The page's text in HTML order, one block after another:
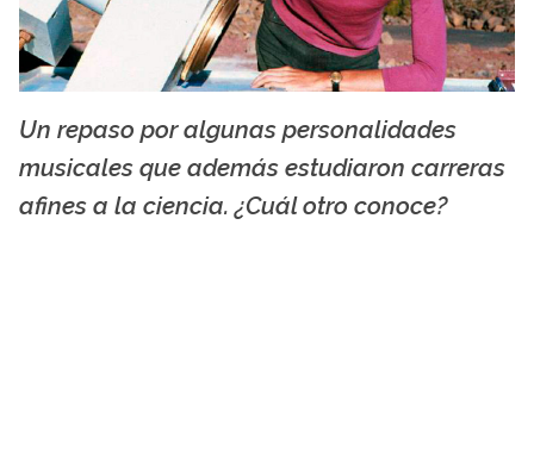
Brian May haciendo su tesis en 1971. Foto tomada de elpais.com
Un repaso por algunas personalidades
musicales que además estudiaron carreras
afines a la ciencia. ¿Cuál otro conoce?